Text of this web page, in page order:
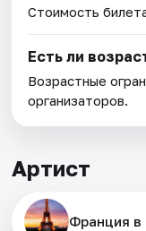
Стоимость
Есть ли
Возрастные
организаторов.
Артист
Франция в